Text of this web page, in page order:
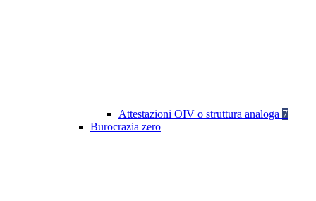
Attestazioni OIV o struttura analoga 7
Burocrazia zero